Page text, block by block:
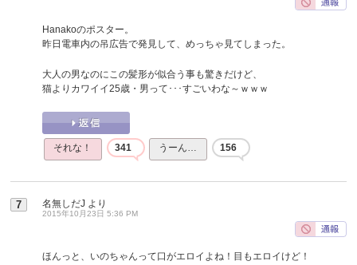
Hanakoのポスター。
昨日電車内の吊広告で発見して、めっちゃ見てしまった。
大人の男なのにこの髪形が似合う事も驚きだけど、
猫よりカワイイ25歳・男って･･･すごいわな～ｗｗｗ
それな！ 341 うーん… 156
7 名無しだJ より
2015年10月23日 5:36 PM
ほんっと、いのちゃんって口がエロイよね！目もエロイけど！